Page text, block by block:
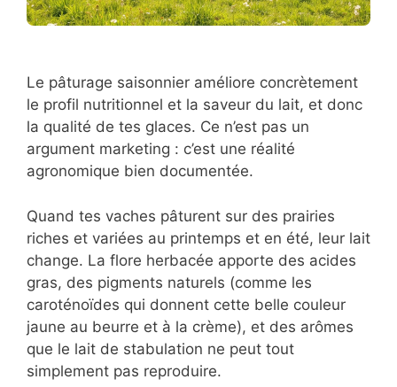
Le pâturage saisonnier améliore concrètement
le profil nutritionnel et la saveur du lait, et donc
la qualité de tes glaces. Ce n’est pas un
argument marketing : c’est une réalité
agronomique bien documentée.
Quand tes vaches pâturent sur des prairies
riches et variées au printemps et en été, leur lait
change. La flore herbacée apporte des acides
gras, des pigments naturels (comme les
caroténoïdes qui donnent cette belle couleur
jaune au beurre et à la crème), et des arômes
que le lait de stabulation ne peut tout
simplement pas reproduire.